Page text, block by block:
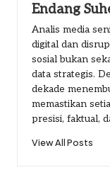
Endang
Analis media
digital dan
sosial bukan
data strategis.
dekade
memastikan
presisi, faktual,
View All Posts